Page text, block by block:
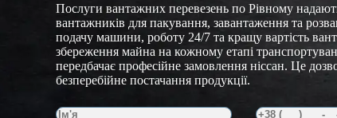
Послуги вантажних перевезень по Рівному
вантажників для пакування, завантаження та
подачу машини, роботу 24/7 та кращу вартість
збереження майна на кожному етапі
передбачає професійне замовлення ніссан. Це
безперебійне постачання продукції.